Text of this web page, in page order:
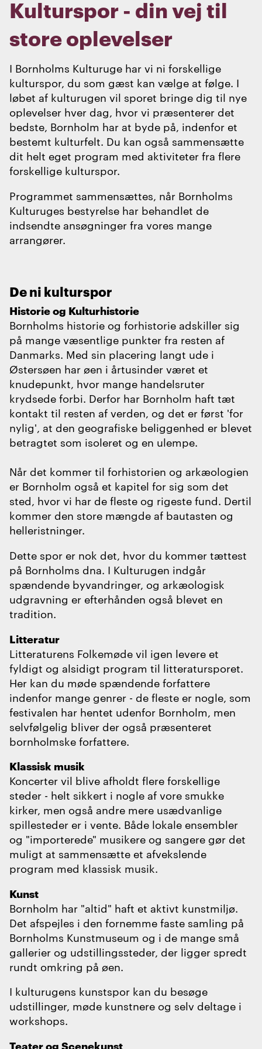
Kulturspor - din vej til
store oplevelser
I Bornholms Kulturuge har vi ni forskellige
kulturspor, du som gæst kan vælge at følge. I
løbet af kulturugen vil sporet bringe dig til nye
oplevelser hver dag, hvor vi præsenterer det
bedste, Bornholm har at byde på, indenfor et
bestemt kulturfelt. Du kan også sammensætte
dit helt eget program med aktiviteter fra flere
forskellige kulturspor.
Programmet sammensættes, når Bornholms
Kulturuges bestyrelse har behandlet de
indsendte ansøgninger fra vores mange
arrangører.
De ni kulturspor
Historie og Kulturhistorie
Bornholms historie og forhistorie adskiller sig
på mange væsentlige punkter fra resten af
Danmarks. Med sin placering langt ude i
Østersøen har øen i årtusinder været et
knudepunkt, hvor mange handelsruter
krydsede forbi. Derfor har Bornholm haft tæt
kontakt til resten af verden, og det er først 'for
nylig', at den geografiske beliggenhed er blevet
betragtet som isoleret og en ulempe.
Når det kommer til forhistorien og arkæologien
er Bornholm også et kapitel for sig som det
sted, hvor vi har de fleste og rigeste fund. Dertil
kommer den store mængde af bautasten og
helleristninger.
Dette spor er nok det, hvor du kommer tættest
på Bornholms dna. I Kulturugen indgår
spændende byvandringer, og arkæologisk
udgravning er efterhånden også blevet en
tradition.
Litteratur
Litteraturens Folkemøde vil igen levere et
fyldigt og alsidigt program til litteratursporet.
Her kan du møde spændende forfattere
indenfor mange genrer - de fleste er nogle, som
festivalen har hentet udenfor Bornholm, men
selvfølgelig bliver der også præsenteret
bornholmske forfattere.
Klassisk musik
Koncerter vil blive afholdt flere forskellige
steder - helt sikkert i nogle af vore smukke
kirker, men også andre mere usædvanlige
spillesteder er i vente. Både lokale ensembler
og "importerede" musikere og sangere gør det
muligt at sammensætte et afvekslende
program med klassisk musik.
Kunst
Bornholm har "altid" haft et aktivt kunstmiljø.
Det afspejles i den fornemme faste samling på
Bornholms Kunstmuseum og i de mange små
gallerier og udstillingssteder, der ligger spredt
rundt omkring på øen.
I kulturugens kunstspor kan du besøge
udstillinger, møde kunstnere og selv deltage i
workshops.
Teater og Scenekunst